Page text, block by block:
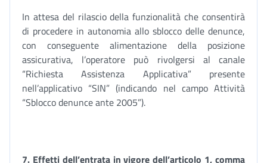
In attesa del rilascio della funzionalità che consentirà
di procedere in autonomia allo sblocco delle denunce,
con conseguente alimentazione della posizione
assicurativa, l’operatore può rivolgersi al canale
“Richiesta Assistenza Applicativa” presente
nell’applicativo “SIN” (indicando nel campo Attività
“Sblocco denunce ante 2005”).
7. Effetti dell’entrata in vigore dell’articolo 1, comma